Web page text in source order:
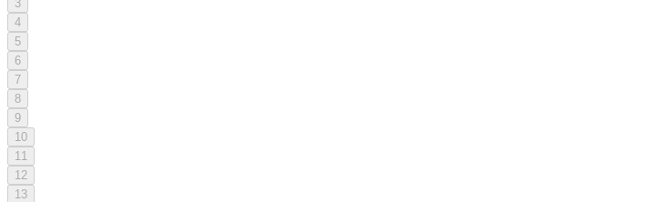
3
4
5
6
7
8
9
10
11
12
13